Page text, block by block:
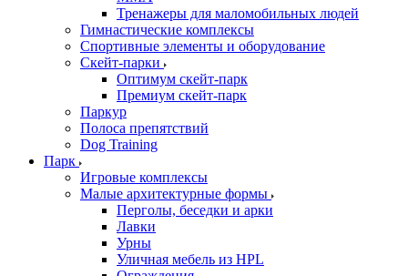
Тренажеры для маломобильных людей
Гимнастические комплексы
Спортивные элементы и оборудование
Скейт-парки
Оптимум скейт-парк
Премиум скейт-парк
Паркур
Полоса препятствий
Dog Training
Парк
Игровые комплексы
Малые архитектурные формы
Перголы, беседки и арки
Лавки
Урны
Уличная мебель из HPL